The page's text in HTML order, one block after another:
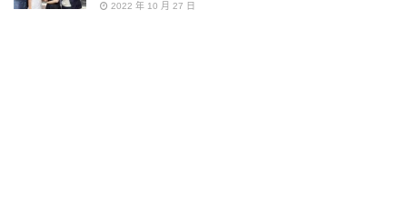
2022 年 10 月 27 日